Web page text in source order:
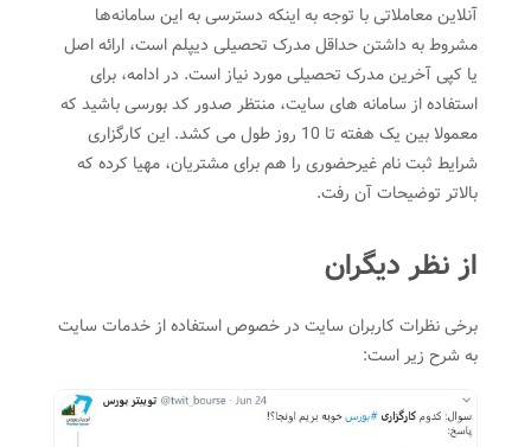
آنلاین معاملاتی با توجه به اینکه دسترسی به این سامانه‌ها
مشروط به داشتن حداقل مدرک تحصیلی دیپلم است، ارائه اصل
یا کپی آخرین مدرک تحصیلی مورد نیاز است. در ادامه، برای
استفاده از سامانه های سایت، منتظر صدور کد بورسی باشید که
معمولا بین یک هفته تا 10 روز طول می کشد. این کارگزاری
شرایط ثبت نام غیرحضوری را هم برای مشتریان، مهیا کرده که
بالاتر توضیحات آن رفت.
از نظر دیگران
برخی نظرات کاربران سایت در خصوص استفاده از خدمات سایت
به شرح زیر است: